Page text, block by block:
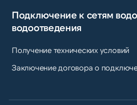
Подключение к сетям
водоотведения
Получение технических условий
Заключение договора о